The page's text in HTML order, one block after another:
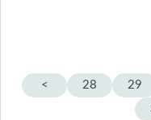
< 28 29